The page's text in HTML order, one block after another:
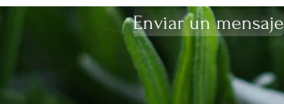
Enviar un mensaje